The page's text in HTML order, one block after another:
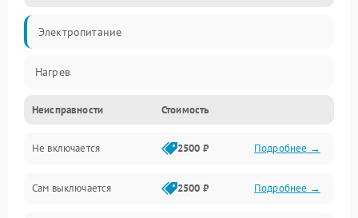
Электропитание
Нагрев
Неисправности Стоимость
Не включается 2500 ₽ Подробнее →
Сам выключается 2500 ₽ Подробнее →